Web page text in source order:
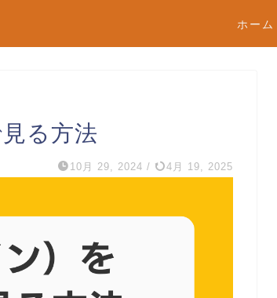
ホーム
る方法
10月 29, 2024 / 4月 19, 2025